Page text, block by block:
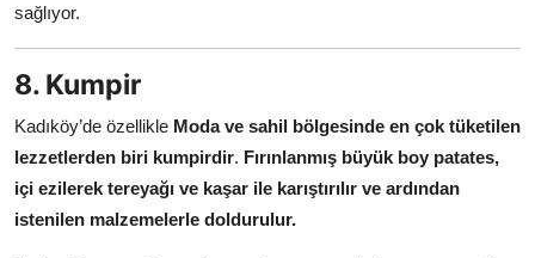
sağlıyor.
8. Kumpir
Kadıköy’de özellikle Moda ve sahil bölgesinde en çok tüketilen
lezzetlerden biri kumpirdir. Fırınlanmış büyük boy patates,
içi ezilerek tereyağı ve kaşar ile karıştırılır ve ardından
istenilen malzemelerle doldurulur.